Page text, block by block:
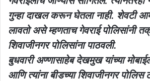
गुन्हा दाखल करून घेतला नाही. शेवटी
लावतो असे म्हणताच गेवराई पोलिसांनी
शिवाजीनगर पोलिसांना पाठवली.
बुधवारी अण्णासाहेब देखमुख यांच्या
आणि त्यांना बीडच्या शिवाजीनगर पोलिस